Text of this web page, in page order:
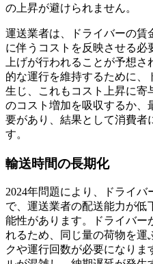
の上昇が避けられません。
運送業者は、ドライバーの賃
に伴うコストを反映させる必
上げが行われることが予想
的な運行を維持するために
生じ、これもコスト上昇に寄
のコスト増加を吸収するか、
要があり、結果として消費者
す。
輸送時間の長期化
2024年問題により、ドライ
で、運送業者の配送能力が
能性があります。ドライバー
れるため、同じ量の荷物を運
クや運行回数が必要になり